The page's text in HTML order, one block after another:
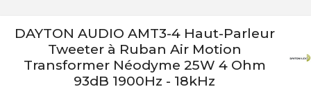
DAYTON AUDIO AMT3-4 Haut-Parleur
Tweeter à Ruban Air Motion
Transformer Néodyme 25W 4 Ohm
93dB 1900Hz - 18kHz